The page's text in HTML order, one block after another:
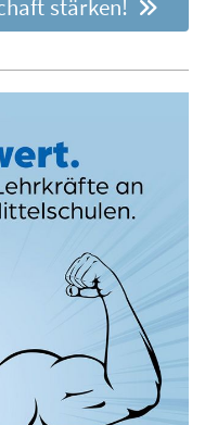
stärken!